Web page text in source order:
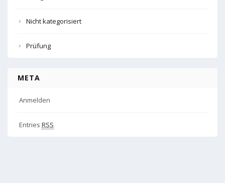
Nicht kategorisiert
Prüfung
META
Anmelden
Entries RSS